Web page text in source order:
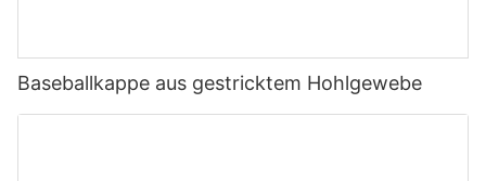
Baseballkappe aus gestricktem Hohlgewebe